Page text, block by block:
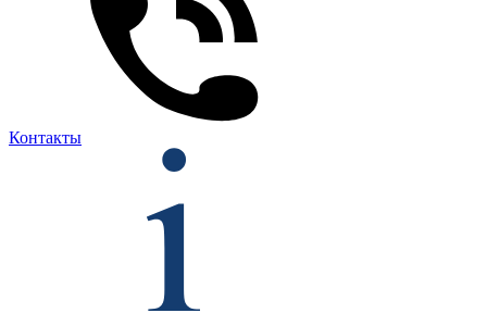
Контакты